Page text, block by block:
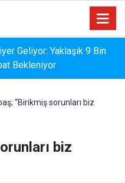
Geliyor: Yaklaşık 9 Bin
Bekleniyor
“Birikmiş sorunları biz
biz